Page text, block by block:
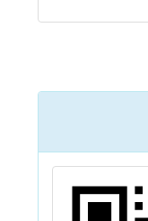
動融』
電影暨
攝培訓
動辦法
躍報名